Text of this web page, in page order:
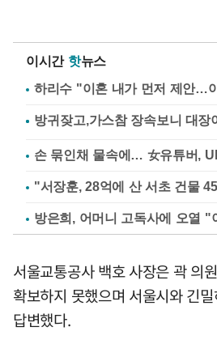
이시간 핫뉴스
하리수 "이혼 내가 먼저 제안…
손 묶인채 물속에… 女유튜버,
"서장훈, 28억에 산 서초 건물
방은희, 어머니 고독사에 오열 "
서울교통공사 백호 사장은 곽 의
확보하지 못했으며 서울시와 긴
답변했다.